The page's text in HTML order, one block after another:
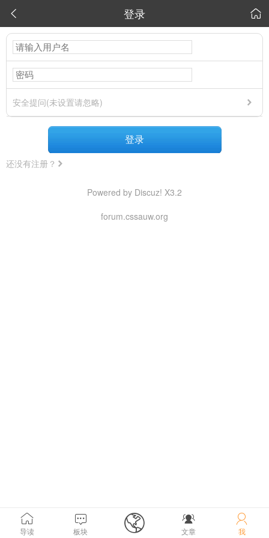
 登录 
安全提问(未设置请忽略)
登录
还没有注册？

导读

板块  
文章

我
Powered by Discuz! X3.2
forum.cssauw.org